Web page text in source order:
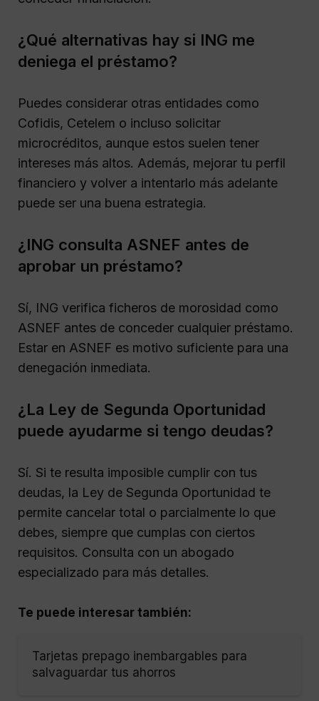
¿Qué alternativas hay si ING me
deniega el préstamo?
Puedes considerar otras entidades como
Cofidis, Cetelem o incluso solicitar
microcréditos, aunque estos suelen tener
intereses más altos. Además, mejorar tu perfil
financiero y volver a intentarlo más adelante
puede ser una buena estrategia.
¿ING consulta ASNEF antes de
aprobar un préstamo?
Sí, ING verifica ficheros de morosidad como
ASNEF antes de conceder cualquier préstamo.
Estar en ASNEF es motivo suficiente para una
denegación inmediata.
¿La Ley de Segunda Oportunidad
puede ayudarme si tengo deudas?
Sí. Si te resulta imposible cumplir con tus
deudas, la Ley de Segunda Oportunidad te
permite cancelar total o parcialmente lo que
debes, siempre que cumplas con ciertos
requisitos. Consulta con un abogado
especializado para más detalles.
Te puede interesar también:
Tarjetas prepago inembargables para
salvaguardar tus ahorros